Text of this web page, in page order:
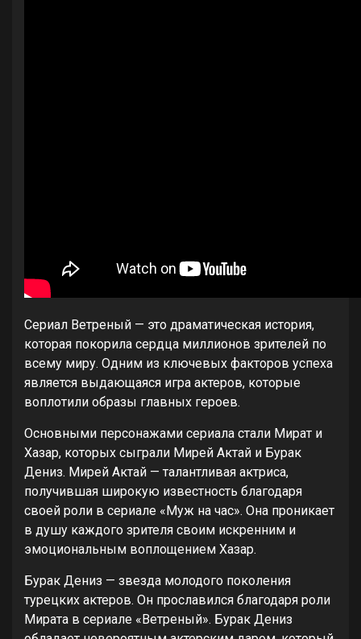
Сериал Ветреный — это драматическая история,
которая покорила сердца миллионов зрителей по
всему миру. Одним из ключевых факторов успеха
является выдающаяся игра актеров, которые
воплотили образы главных героев.
Основными персонажами сериала стали Мират и
Хазар, которых сыграли Мирей Актай и Бурак
Дениз. Мирей Актай — талантливая актриса,
получившая широкую известность благодаря
своей роли в сериале «Муж на час». Она проникает
в душу каждого зрителя своим искренним и
эмоциональным воплощением Хазар.
Бурак Дениз — звезда молодого поколения
турецких актеров. Он прославился благодаря роли
Мирата в сериале «Ветреный». Бурак Дениз